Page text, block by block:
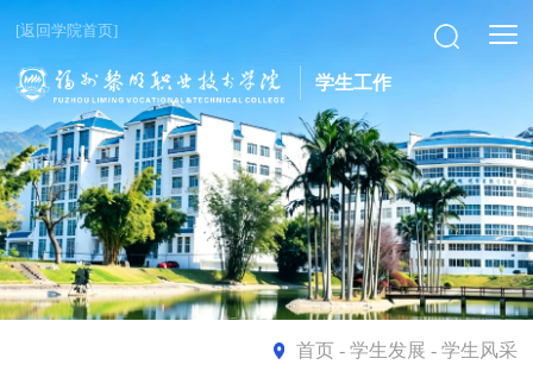
[返回学院首页]
学生工作
首页- 学生发展 - 学生风采